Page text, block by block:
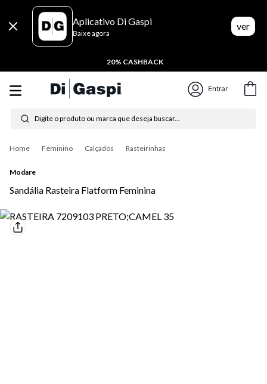
Aplicativo Di Gaspi
Baixe agora
ver
20% CASHBACK
Entrar
Digite o produto ou marca que deseja buscar...
Feminino Calçados Rasteirinhas
Modare
Sandália Rasteira Flatform Feminina
1 º tênis feminino
2º tenis
3º moletom